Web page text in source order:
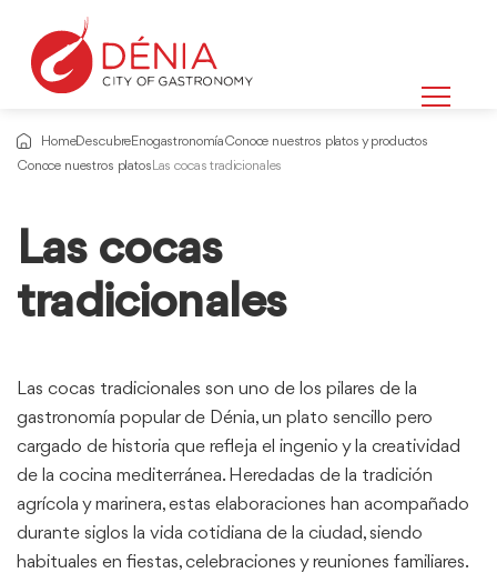
HomeDescubreEnogastronomíaConoce nuestros platos y productos
Conoce nuestros platos Las cocas tradicionales
Las cocas
tradicionales
Información
sobre
Las cocas tradicionales son uno de los pilares de la
gastronomía popular de Dénia, un plato sencillo pero
cargado de historia que refleja el ingenio y la creatividad
de la cocina mediterránea. Heredadas de la tradición
agrícola y marinera, estas elaboraciones han acompañado
durante siglos la vida cotidiana de la ciudad, siendo
habituales en fiestas, celebraciones y reuniones familiares.